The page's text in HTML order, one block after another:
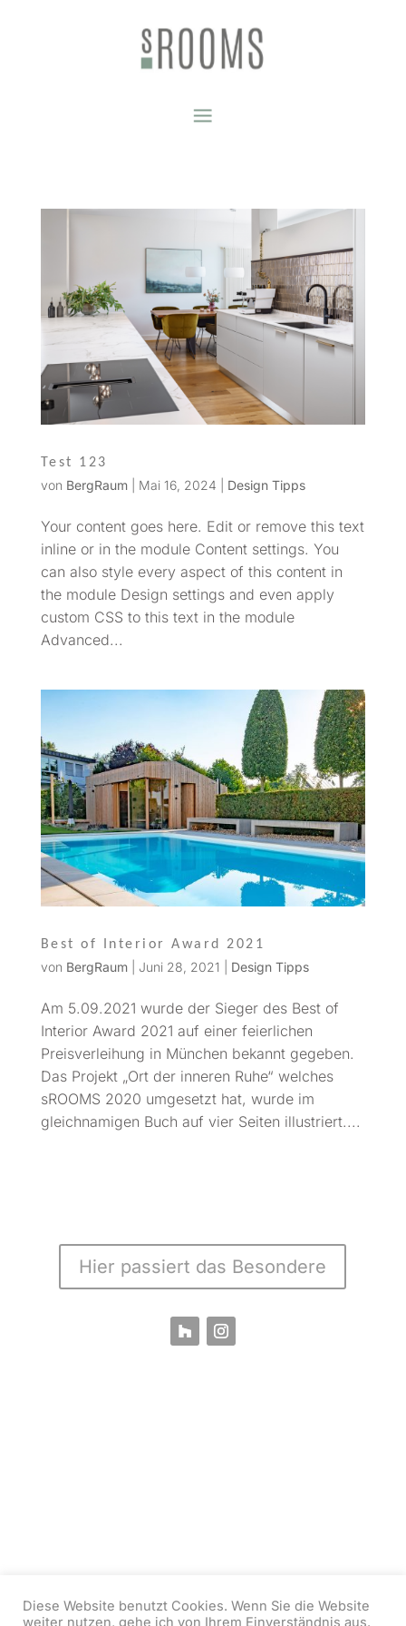
Test 123
von BergRaum| Mai 16, 2024 Design Tipps
Your content goes here. Edit or remove this text
inline or in the module Content settings. You
can also style every aspect of this content in
the module Design settings and even apply
custom CSS to this text in the module
Advanced...
Best of Interior Award 2021
von BergRaum| Juni 28, 2021 Design Tipps
Am 5.09.2021 wurde der Sieger des Best of
Interior Award 2021 auf einer feierlichen
Preisverleihung in München bekannt gegeben.
Das Projekt „Ort der inneren Ruhe“ welches
sROOMS 2020 umgesetzt hat, wurde im
gleichnamigen Buch auf vier Seiten illustriert....
Hier passiert das Besondere
Diese Website benutzt Cookies. Wenn Sie die Website
weiter nutzen, gehe ich von Ihrem Einverständnis aus.